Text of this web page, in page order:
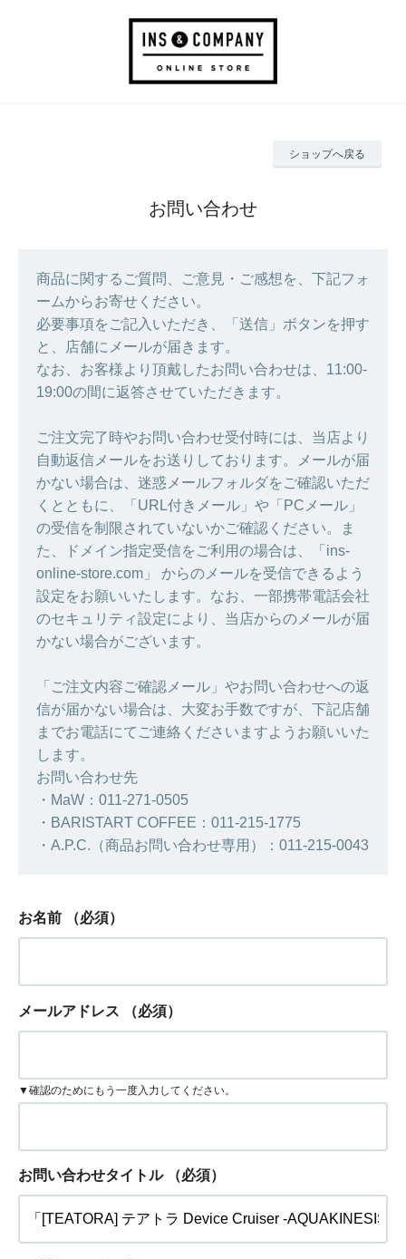
ショップへ戻る
お問い合わせ
商品に関するご質問、ご意見・ご感想を、下記フォ
ームからお寄せください。
必要事項をご記入いただき、「送信」ボタンを押す
と、店舗にメールが届きます。
なお、お客様より頂戴したお問い合わせは、11:00-
19:00の間に返答させていただきます。
ご注文完了時やお問い合わせ受付時には、当店より
自動返信メールをお送りしております。メールが届
かない場合は、迷惑メールフォルダをご確認いただ
くとともに、「URL付きメール」や「PCメール」
の受信を制限されていないかご確認ください。ま
た、ドメイン指定受信をご利用の場合は、「ins-
online-store.com」 からのメールを受信できるよう
設定をお願いいたします。なお、一部携帯電話会社
のセキュリティ設定により、当店からのメールが届
かない場合がございます。
「ご注文内容ご確認メール」やお問い合わせへの返
信が届かない場合は、大変お手数ですが、下記店舗
までお電話にてご連絡くださいますようお願いいた
します。
お問い合わせ先
・MaW：011-271-0505
・BARISTART COFFEE：011-215-1775
・A.P.C.（商品お問い合わせ専用）：011-215-0043
お名前 （必須）
メールアドレス （必須）
▼確認のためにもう一度入力してください。
お問い合わせタイトル （必須）